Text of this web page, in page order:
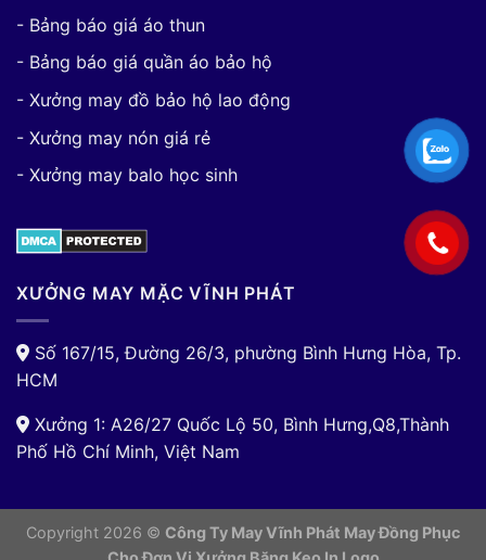
- Bảng báo giá áo thun
- Bảng báo giá quần áo bảo hộ
- Xưởng may đồ bảo hộ lao động
- Xưởng may nón giá rẻ
- Xưởng may balo học sinh
XƯỞNG MAY MẶC VĨNH PHÁT
Số 167/15, Đường 26/3, phường Bình Hưng Hòa, Tp.
HCM
Xưởng 1: A26/27 Quốc Lộ 50, Bình Hưng,Q8,Thành
Phố Hồ Chí Minh, Việt Nam
Copyright 2026 © Công Ty May Vĩnh Phát May Đồng Phục